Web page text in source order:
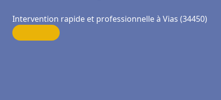
Intervention rapide et professionnelle à Vias (34450)